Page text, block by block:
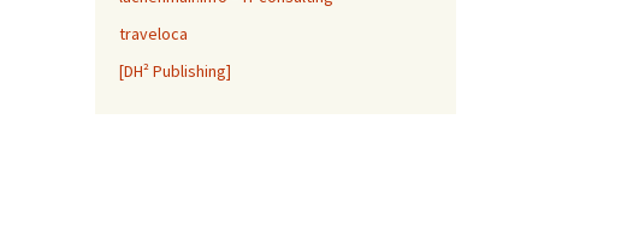
traveloca
[DH² Publishing]